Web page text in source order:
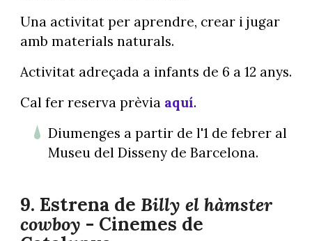
Una activitat per aprendre, crear i jugar
amb materials naturals.
Activitat adreçada a infants de 6 a 12 anys.
Cal fer reserva prèvia aquí.
Diumenges a partir de l'1 de febrer al
Museu del Disseny de Barcelona.
9. Estrena de Billy el hàmster
cowboy - Cinemes de